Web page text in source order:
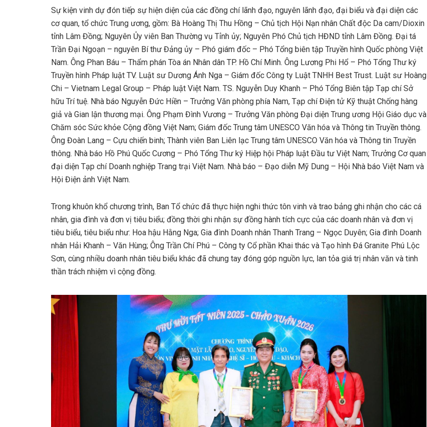
Sự kiện vinh dự đón tiếp sự hiện diện của các đồng chí lãnh đạo, nguyên lãnh đạo, đại biểu và đại diện các
cơ quan, tổ chức Trung ương, gồm: Bà Hoàng Thị Thu Hồng – Chủ tịch Hội Nạn nhân Chất độc Da cam/Dioxin
tỉnh Lâm Đồng; Nguyên Ủy viên Ban Thường vụ Tỉnh ủy; Nguyên Phó Chủ tịch HĐND tỉnh Lâm Đồng. Đại tá
Trần Đại Ngoạn – nguyên Bí thư Đảng ủy – Phó giám đốc – Phó Tổng biên tập Truyền hình Quốc phòng Việt
Nam. Ông Phan Báu – Thẩm phán Tòa án Nhân dân TP. Hồ Chí Minh. Ông Lương Phi Hổ – Phó Tổng Thư ký
Truyền hình Pháp luật TV. Luật sư Dương Ánh Nga – Giám đốc Công ty Luật TNHH Best Trust. Luật sư Hoàng
Chi – Vietnam Legal Group – Pháp luật Việt Nam. TS. Nguyễn Duy Khanh – Phó Tổng Biên tập Tạp chí Sở
hữu Trí tuệ. Nhà báo Nguyễn Đức Hiền – Trưởng Văn phòng phía Nam, Tạp chí Điện tử Kỹ thuật Chống hàng
giả và Gian lận thương mại. Ông Phạm Đình Vương – Trưởng Văn phòng Đại diện Trung ương Hội Giáo dục và
Chăm sóc Sức khỏe Cộng đồng Việt Nam; Giám đốc Trung tâm UNESCO Văn hóa và Thông tin Truyền thông.
Ông Đoàn Lang – Cựu chiến binh; Thành viên Ban Liên lạc Trung tâm UNESCO Văn hóa và Thông tin Truyền
thông. Nhà báo Hồ Phú Quốc Cương – Phó Tổng Thư ký Hiệp hội Pháp luật Đầu tư Việt Nam; Trưởng Cơ quan
đại diện Tạp chí Doanh nghiệp Trang trại Việt Nam. Nhà báo – Đạo diễn Mỹ Dung – Hội Nhà báo Việt Nam và
Hội Điện ảnh Việt Nam.
Trong khuôn khổ chương trình, Ban Tổ chức đã thực hiện nghi thức tôn vinh và trao bảng ghi nhận cho các cá
nhân, gia đình và đơn vị tiêu biểu; đồng thời ghi nhận sự đồng hành tích cực của các doanh nhân và đơn vị
tiêu biểu, tiêu biểu như: Hoa hậu Hằng Nga; Gia đình Doanh nhân Thanh Trang – Ngọc Duyên; Gia đình Doanh
nhân Hải Khanh – Văn Hùng; Ông Trần Chí Phú – Công ty Cổ phần Khai thác và Tạo hình Đá Granite Phú Lộc
Sơn, cùng nhiều doanh nhân tiêu biểu khác đã chung tay đóng góp nguồn lực, lan tỏa giá trị nhân văn và tinh
thần trách nhiệm vì cộng đồng.